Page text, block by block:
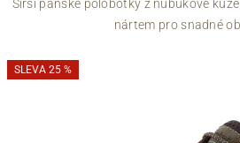
Širší pánské polobotky z nubukové
nártem pro snadné
SLEVA 25 %